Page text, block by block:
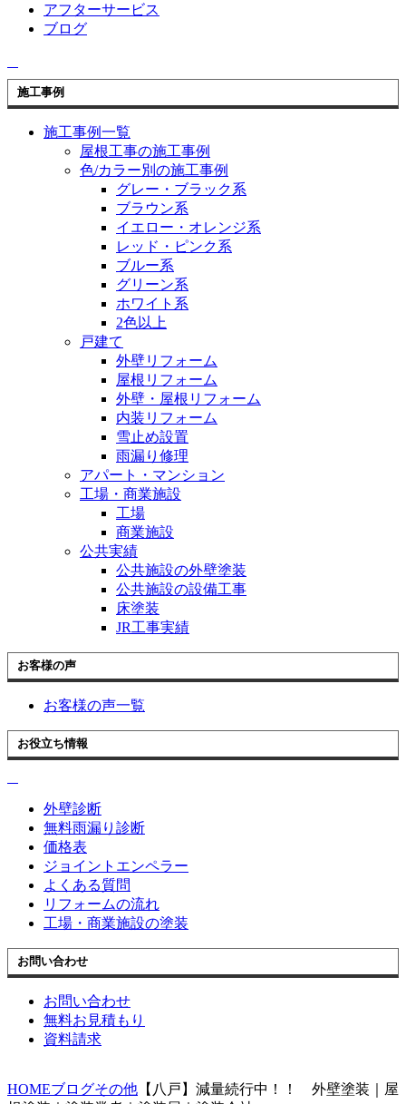
アフターサービス
ブログ
施工事例
施工事例一覧
屋根工事の施工事例
色/カラー別の施工事例
グレー・ブラック系
ブラウン系
イエロー・オレンジ系
レッド・ピンク系
ブルー系
グリーン系
ホワイト系
2色以上
戸建て
外壁リフォーム
屋根リフォーム
外壁・屋根リフォーム
内装リフォーム
雪止め設置
雨漏り修理
アパート・マンション
工場・商業施設
工場
商業施設
公共実績
公共施設の外壁塗装
公共施設の設備工事
床塗装
JR工事実績
お客様の声
お客様の声一覧
お役立ち情報
外壁診断
無料雨漏り診断
価格表
ジョイントエンペラー
よくある質問
リフォームの流れ
工場・商業施設の塗装
お問い合わせ
お問い合わせ
無料お見積もり
資料請求
HOMEブログその他 【八戸】減量続行中！！ 外壁塗装｜屋